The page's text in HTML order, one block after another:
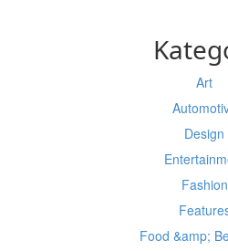
Art
Design
Fashion
Food &amp;